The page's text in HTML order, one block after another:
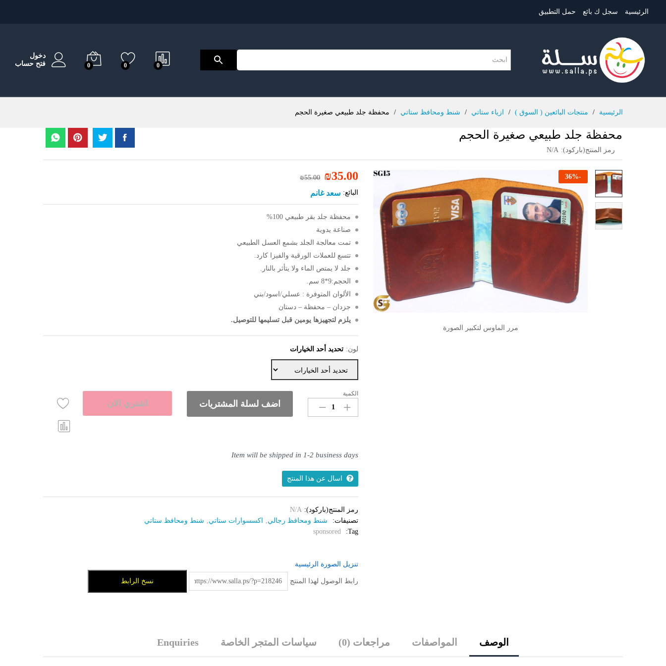
الرئيسية سجل ك بائع حمل التطبيق
0
0
0
دخول
فتح حساب
الرئيسية / منتجات البائعين ( السوق ) / ازياء ستاتي / شنط ومحافظ ستاتي / محفظة جلد طبيعي صغيرة الحجم
محفظة جلد طبيعي صغيرة الحجم
رمز المنتج(باركود): N/A
-
36%
مرر الماوس لتكبير الصورة
₪35.00
₪55.00
البائع: سعد غانم
محفظة جلد بقر طبيعي 100%
صناعة يدوية
تمت معالجة الجلد بشمع العسل الطبيعي
تتسع للعملات الورقية والفيزا كارد.
جلد لا يمتص الماء ولا يتأثر بالنار.
الحجم:9*8 سم.
الألوان المتوفرة : عسلي/اسود/بني
جزدان – محفظة – دستان
يلزم لتجهيزها يومين قبل تسليمها للتوصيل.
لون: تحديد أحد الخيارات
محفظة
جلد
طبيعي
الكمية
اضف لسلة المشتريات اشتري الان
Item will be shipped in 1-2 business days
اسال عن هذا المنتج
رمز المنتج(باركود): N/A
تصنيفات:
شنط ومحافظ رجالي اكسسوارات ستاتي
شنط ومحافظ ستاتي
Tag:
sponsored
تنزيل الصورة الرئيسية
رابط الوصول لهذا المنتج نسخ الرابط
الوصف المواصفات مراجعات (0) سياسات المتجر الخاصة Enquiries